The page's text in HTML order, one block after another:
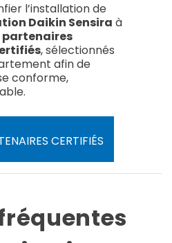
l’installation de
Daikin Sensira à
partenaires
, sélectionnés
afin de
conforme,
CERTIFIÉS